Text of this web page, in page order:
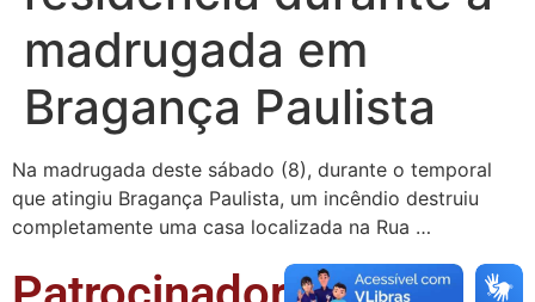
madrugada em
Bragança Paulista
Na madrugada deste sábado (8), durante o temporal
que atingiu Bragança Paulista, um incêndio destruiu
completamente uma casa localizada na Rua …